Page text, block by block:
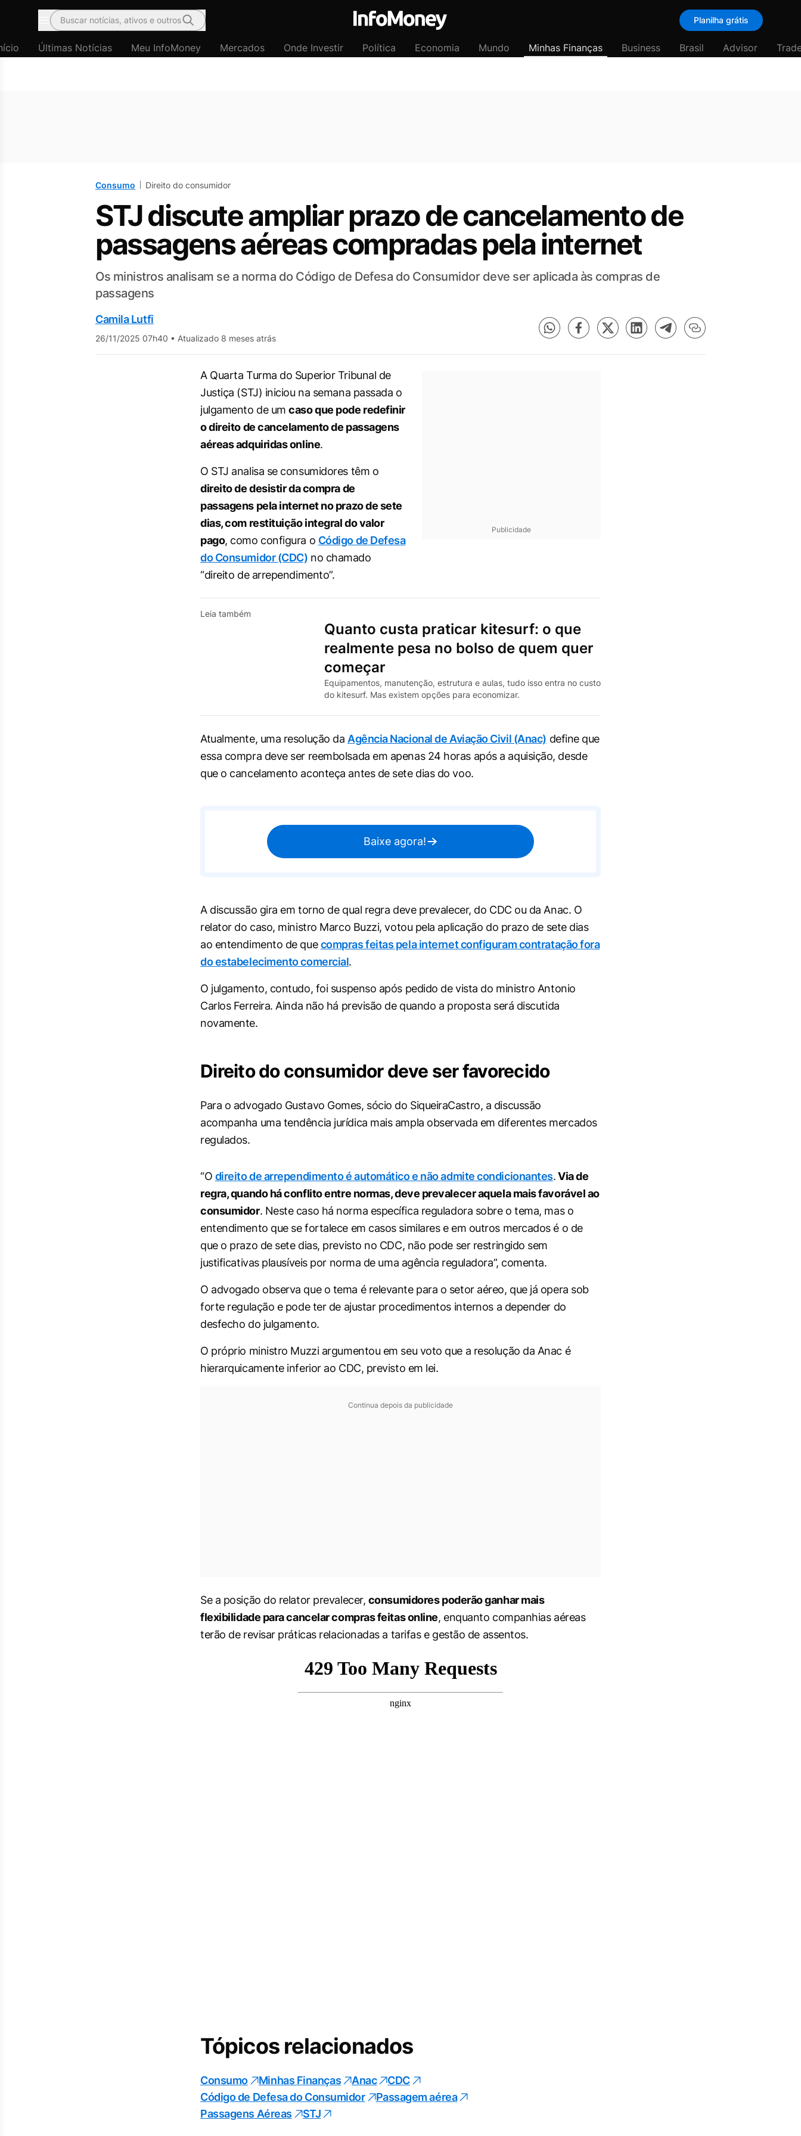
Menu
Buscar notícias, ativos e outros Planilha grátis
Últimas Notícias Meu InfoMoney Mercados Onde Investir Política Economia Mundo Minhas Finanças Business Brasil Advisor
Consumo Direito do consumidor
STJ discute ampliar prazo de cancelamento de
passagens aéreas compradas pela internet
Os ministros analisam se a norma do Código de Defesa do Consumidor deve ser aplicada às compras de
passagens
Camila Lutfi
26/11/2025 07h40 • Atualizado 8 meses atrás
Publicidade
A Quarta Turma do Superior Tribunal de
Justiça (STJ) iniciou na semana passada o
julgamento de umcaso que pode redefinir
o direito de cancelamento de passagens
aéreas adquiridas online.
O STJ analisa se consumidores têm o
direito de desistir da compra de
passagens pela internet no prazo de sete
dias, com restituição integral do valor
pago, como configura o Código de Defesa
do Consumidor (CDC) no chamado
“direito de arrependimento”.
Leia também
Quanto custa praticar kitesurf: o que
realmente pesa no bolso de quem quer
começar
Equipamentos, manutenção, estrutura e aulas, tudo isso entra no custo
do kitesurf. Mas existem opções para economizar.
Atualmente, uma resolução da Agência Nacional de Aviação Civil (Anac) define que
essa compra deve ser reembolsada em apenas 24 horas após a aquisição, desde
que o cancelamento aconteça antes de sete dias do voo.
Baixe agora!
A discussão gira em torno de qual regra deve prevalecer, do CDC ou da Anac. O
relator do caso, ministro Marco Buzzi, votou pela aplicação do prazo de sete dias
ao entendimento de quecompras feitas pela internet configuram contratação fora
do estabelecimento comercial.
O julgamento, contudo, foi suspenso após pedido de vista do ministro Antonio
Carlos Ferreira. Ainda não há previsão de quando a proposta será discutida
novamente.
Direito do consumidor deve ser favorecido
Para o advogado Gustavo Gomes, sócio do SiqueiraCastro, a discussão
acompanha uma tendência jurídica mais ampla observada em diferentes mercados
regulados.
“O direito de arrependimento é automático e não admite condicionantes.Via de
regra, quando há conflito entre normas, deve prevalecer aquela mais favorável ao
consumidor. Neste caso há norma específica reguladora sobre o tema, mas o
entendimento que se fortalece em casos similares e em outros mercados é o de
que o prazo de sete dias, previsto no CDC, não pode ser restringido sem
justificativas plausíveis por norma de uma agência reguladora”, comenta.
O advogado observa que o tema é relevante para o setor aéreo, que já opera sob
forte regulação e pode ter de ajustar procedimentos internos a depender do
desfecho do julgamento.
O próprio ministro Muzzi argumentou em seu voto que a resolução da Anac é
hierarquicamente inferior ao CDC, previsto em lei.
Continua depois da publicidade
Se a posição do relator prevalecer, consumidores poderão ganhar mais
flexibilidade para cancelar compras feitas online, enquanto companhias aéreas
terão de revisar práticas relacionadas a tarifas e gestão de assentos.
Tópicos relacionados
Consumo Minhas Finanças Anac
CDC
Código de Defesa do Consumidor
Passagem aérea
Passagens Aéreas
STJ